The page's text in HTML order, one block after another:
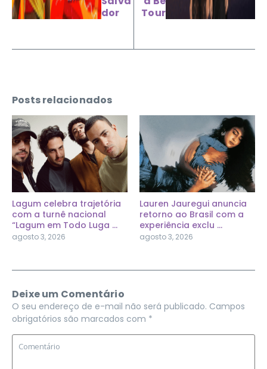
dor
Tour
Posts relacionados
Lagum celebra trajetória
com a turnê nacional
“Lagum em Todo Luga ...
agosto 3, 2026
Lauren Jauregui anuncia
retorno ao Brasil com a
experiência exclu ...
agosto 3, 2026
Deixe um Comentário
O seu endereço de e-mail não será publicado. Campos
obrigatórios são marcados com *